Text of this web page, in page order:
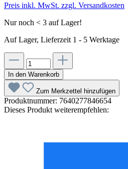
Preis inkl. MwSt. zzgl. Versandkosten
Nur noch < 3 auf Lager!
Auf Lager, Lieferzeit 1 - 5 Werktage
In den Warenkorb
Zum Merkzettel hinzufügen
Produktnummer: 7640277846654
Dieses Produkt weiterempfehlen: